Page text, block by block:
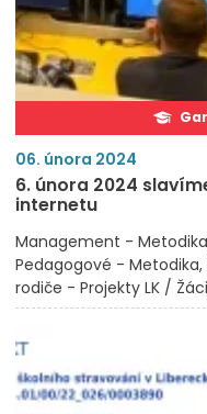
06. února 2024
6. února 2024
internetu
Management - Metodika
Pedagogové - Metodika
rodiče - Projekty LK /